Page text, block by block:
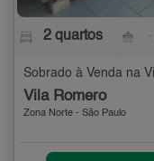
2 quartos
Sobrado à Venda na
Vila Romero
Zona Norte - São Paulo